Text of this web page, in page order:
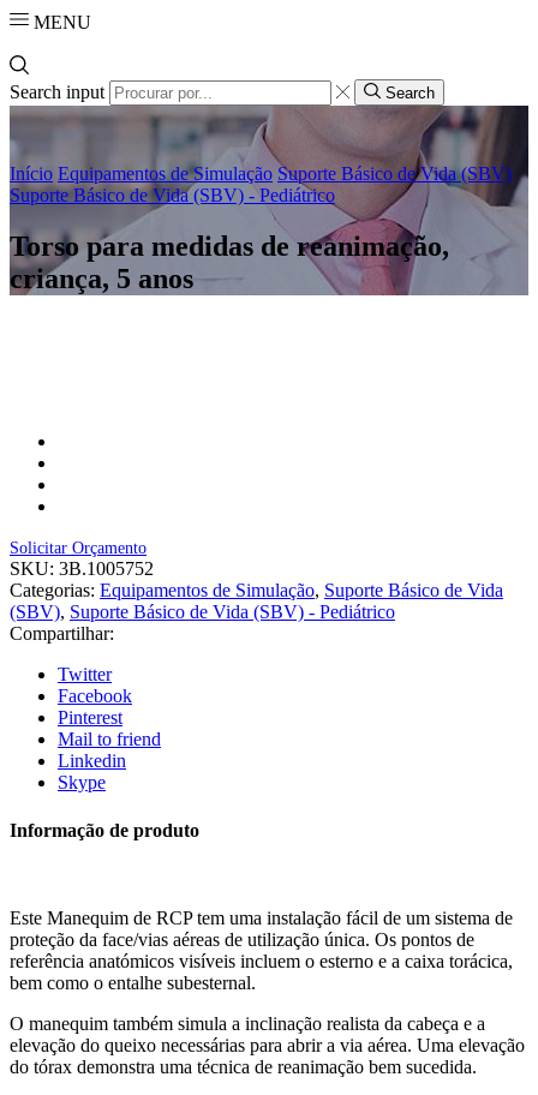
MENU
Search input Search
Início Equipamentos de Simulação Suporte Básico de Vida (SBV)
Suporte Básico de Vida (SBV) - Pediátrico
Torso para medidas de reanimação,
criança, 5 anos
Solicitar Orçamento
SKU: 3B.1005752
Categorias: Equipamentos de Simulação, Suporte Básico de Vida
(SBV), Suporte Básico de Vida (SBV) - Pediátrico
Compartilhar:
Twitter
Facebook
Pinterest
Mail to friend
Linkedin
Skype
Informação de produto
Este Manequim de RCP tem uma instalação fácil de um sistema de
proteção da face/vias aéreas de utilização única. Os pontos de
referência anatómicos visíveis incluem o esterno e a caixa torácica,
bem como o entalhe subesternal.
O manequim também simula a inclinação realista da cabeça e a
elevação do queixo necessárias para abrir a via aérea. Uma elevação
do tórax demonstra uma técnica de reanimação bem sucedida.